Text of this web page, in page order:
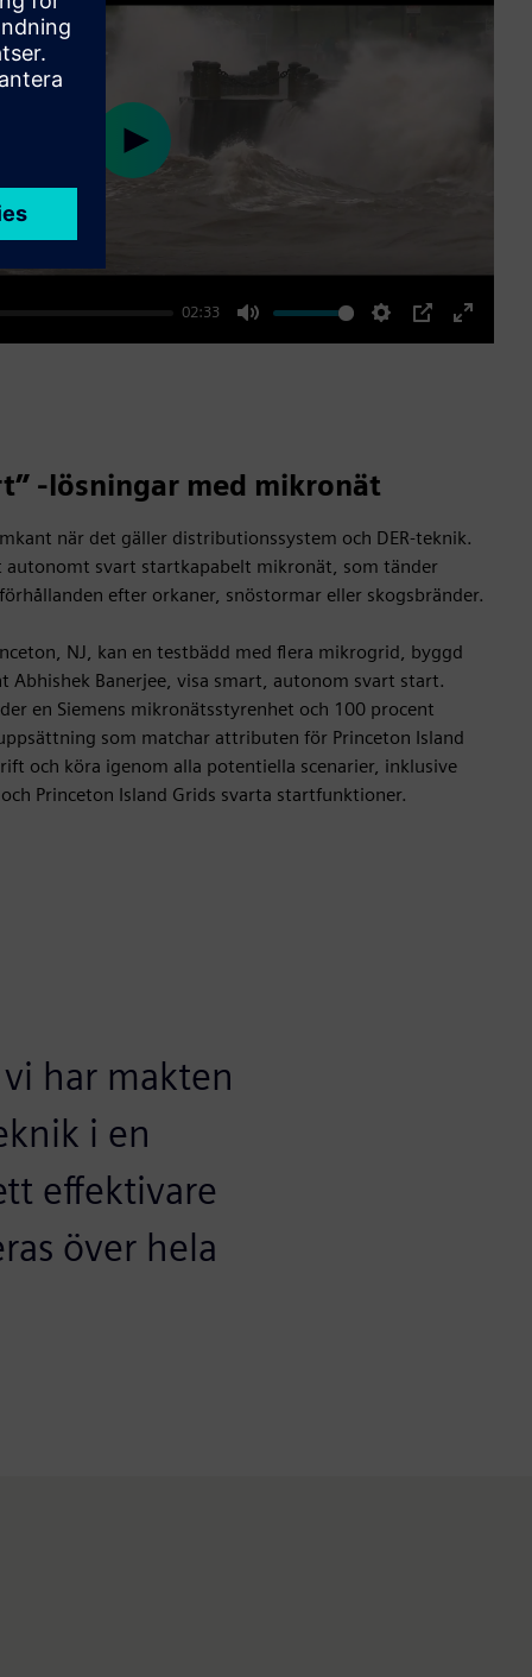
02:33
Mute Settings
PIP
Enter
Play
-lösningar med mikronät
när det gäller distributionssystem och DER-teknik.
autonomt svart startkapabelt mikronät, som tänder
efter orkaner, snöstormar eller skogsbränder.
NJ, kan en testbädd med flera mikrogrid, byggd
Abhishek Banerjee, visa smart, autonom svart start.
en Siemens mikronätsstyrenhet och 100 procent
som matchar attributen för Princeton Island
och köra igenom alla potentiella scenarier, inklusive
Princeton Island Grids svarta startfunktioner.
har makten
i en
effektivare
över hela